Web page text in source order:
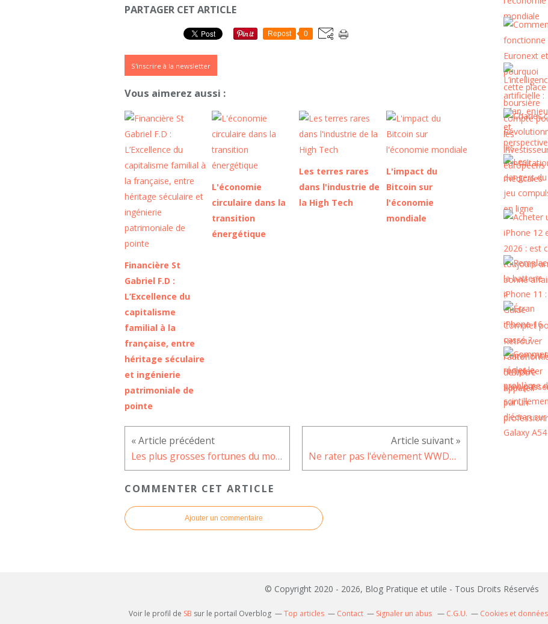
PARTAGER CET ARTICLE
Repost 0
S'inscrire à la newsletter
Vous aimerez aussi :
Financière St
Gabriel F.D :
L’Excellence du
capitalisme
familial à la
française, entre
héritage séculaire
et ingénierie
patrimoniale de
pointe
L'économie
circulaire dans la
transition
énergétique
Les terres rares
dans l'industrie de
la High Tech
L'impact du
Bitcoin sur
l'économie
mondiale
Les plus grosses fortunes du monde Ne rater pas l'évènement WWDC 2021 d’Apple
COMMENTER CET ARTICLE
Ajouter un commentaire
© Copyright 2020 - 2026, Blog Pratique et utile - Tous Droits Réservés
Voir le profil de SB sur le portail Overblog Top articles Contact Signaler un abus C.G.U. Cookies et